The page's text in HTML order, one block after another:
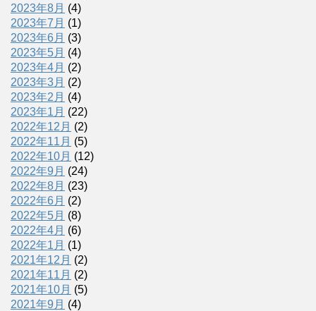
2023年8月 (4)
2023年7月 (1)
2023年6月 (3)
2023年5月 (4)
2023年4月 (2)
2023年3月 (2)
2023年2月 (4)
2023年1月 (22)
2022年12月 (2)
2022年11月 (5)
2022年10月 (12)
2022年9月 (24)
2022年8月 (23)
2022年6月 (2)
2022年5月 (8)
2022年4月 (6)
2022年1月 (1)
2021年12月 (2)
2021年11月 (2)
2021年10月 (5)
2021年9月 (4)